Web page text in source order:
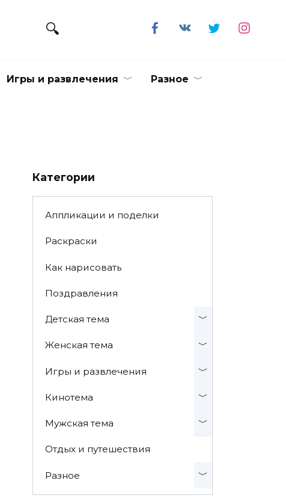
Игры и развлечения Разное
Категории
Аппликации и поделки
Раскраски
Как нарисовать
Поздравления
Детская тема
Женская тема
Игры и развлечения
Кинотема
Мужская тема
Отдых и путешествия
Разное